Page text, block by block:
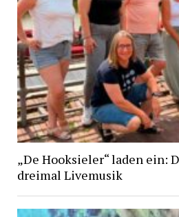
„De Hooksieler“ laden ein:
dreimal Livemusik